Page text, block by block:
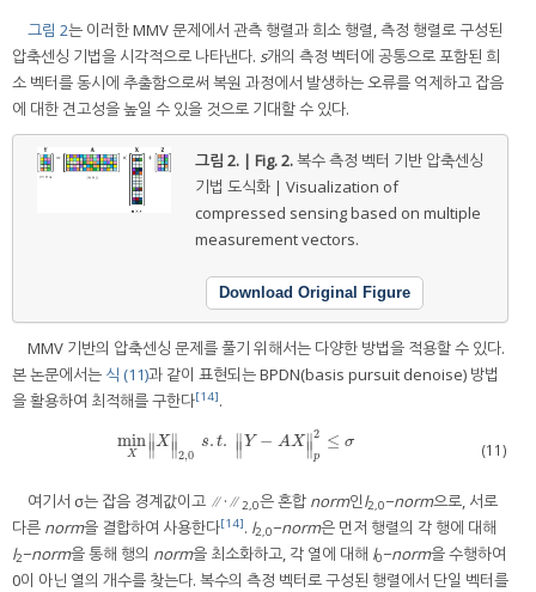
그림 2는 이러한 MMV 문제에서 관측 행렬과 희소 행렬, 측정 행렬로 구성된
압축센싱 기법을 시각적으로 나타낸다. s개의 측정 벡터에 공통으로 포함된 희
소 벡터를 동시에 추출함으로써 복원 과정에서 발생하는 오류를 억제하고 잡음
에 대한 견고성을 높일 수 있을 것으로 기대할 수 있다.
그림 2. | Fig. 2.복수 측정 벡터 기반 압축센싱
기법 도식화 | Visualization of
compressed sensing based on multiple
measurement vectors.
Download Original Figure
MMV 기반의 압축센싱 문제를 풀기 위해서는 다양한 방법을 적용할 수 있다.
본 논문에서는 식 (11)과 같이 표현되는 BPDN(basis pursuit denoise) 방법
을 활용하여 최적해를 구한다[14].
min
X
∥∥ X∥∥2,0
s. t. ∥∥ Y − A X∥
∥
2
p
≤ σ
minX‖X 2,0s t. ‖Y− AX‖p2 ≤σ (11)
여기서 σ는 잡음 경계값이고 ∥·∥2,0은 혼합 norm인l2,0−norm으로, 서로
다른 norm을 결합하여 사용한다[14]. l2,0−norm은 먼저 행렬의 각 행에 대해
l2−norm을 통해 행의 norm을 최소화하고, 각 열에 대해 l0−norm을 수행하여
0이 아닌 열의 개수를 찾는다. 복수의 측정 벡터로 구성된 행렬에서 단일 벡터를